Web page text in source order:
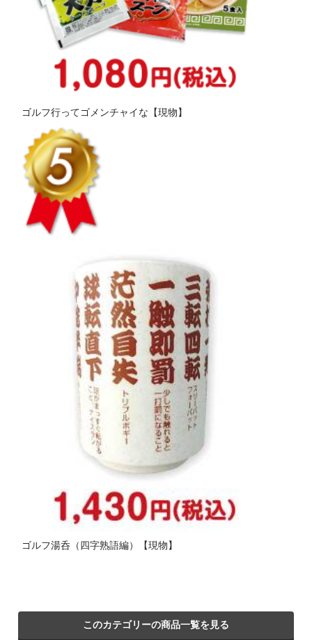
ゴルフ行ってゴメンチャイな【現物】
ゴルフ湯呑（四字熟語編）【現物】
このカテゴリーの商品一覧を見る